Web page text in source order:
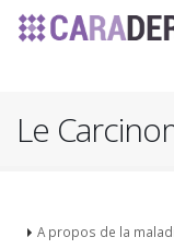
Le
A propos de la